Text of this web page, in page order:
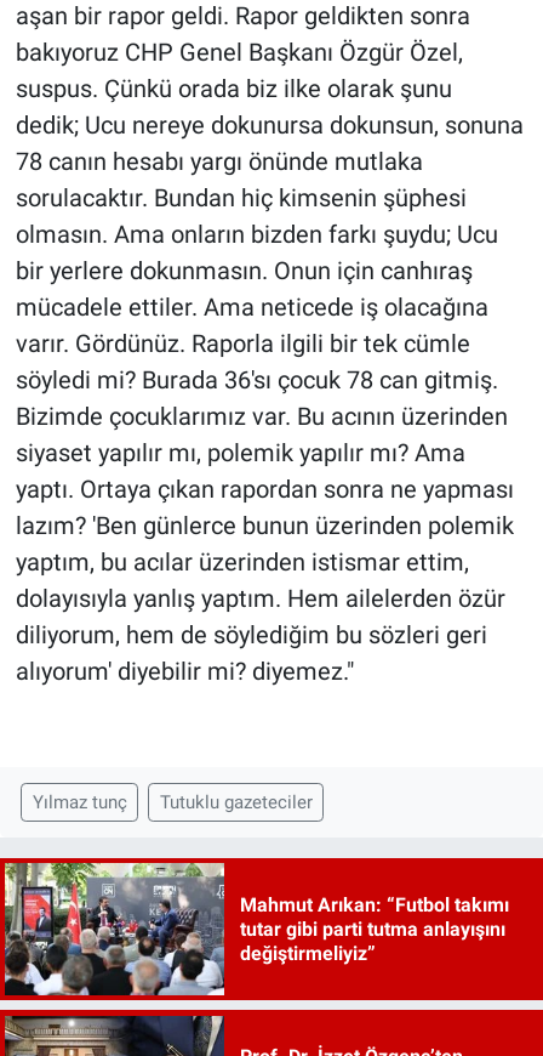
aşan bir rapor geldi. Rapor geldikten sonra
bakıyoruz CHP Genel Başkanı Özgür Özel,
suspus. Çünkü orada biz ilke olarak şunu
dedik; Ucu nereye dokunursa dokunsun, sonuna
78 canın hesabı yargı önünde mutlaka
sorulacaktır. Bundan hiç kimsenin şüphesi
olmasın. Ama onların bizden farkı şuydu; Ucu
bir yerlere dokunmasın. Onun için canhıraş
mücadele ettiler. Ama neticede iş olacağına
varır. Gördünüz. Raporla ilgili bir tek cümle
söyledi mi? Burada 36'sı çocuk 78 can gitmiş.
Bizimde çocuklarımız var. Bu acının üzerinden
siyaset yapılır mı, polemik yapılır mı? Ama
yaptı. Ortaya çıkan rapordan sonra ne yapması
lazım? 'Ben günlerce bunun üzerinden polemik
yaptım, bu acılar üzerinden istismar ettim,
dolayısıyla yanlış yaptım. Hem ailelerden özür
diliyorum, hem de söylediğim bu sözleri geri
alıyorum' diyebilir mi? diyemez."
Yılmaz tunç Tutuklu gazeteciler
Mahmut Arıkan: “Futbol takımı
tutar gibi parti tutma anlayışını
değiştirmeliyiz”